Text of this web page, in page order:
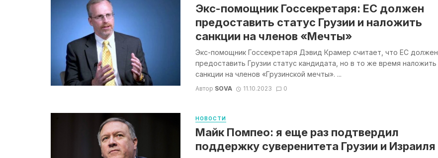
Экс-помощник Госсекретаря: ЕС должен
предоставить статус Грузии и наложить
санкции на членов «Мечты»
Экс-помощник Госсекретаря Дэвид Крамер считает, что ЕС должен
предоставить Грузии статус кандидата, но в то же время наложить
санкции на членов «Грузинской мечты». ...
Автор SOVA 11.10.2023 0
НОВОСТИ
Майк Помпео: я еще раз подтвердил
поддержку суверенитета Грузии и Израиля